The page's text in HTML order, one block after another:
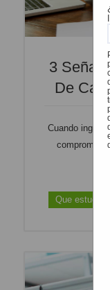
3
De
Cuando
compromiso.
Que